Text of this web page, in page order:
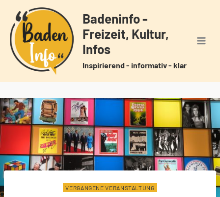
Inhalt
springen
Badeninfo -
Freizeit, Kultur,
Infos
Inspirierend - informativ - klar
VERGANGENE VERANSTALTUNG